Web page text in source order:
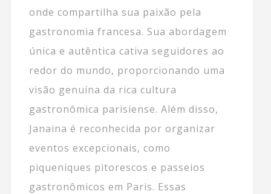
onde compartilha sua paixão pela
gastronomia francesa. Sua abordagem
única e autêntica cativa seguidores ao
redor do mundo, proporcionando uma
visão genuína da rica cultura
gastronômica parisiense. Além disso,
Janaina é reconhecida por organizar
eventos excepcionais, como
piqueniques pitorescos e passeios
gastronômicos em Paris. Essas